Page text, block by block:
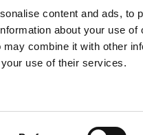
content and ads, to
about your use
combine it with other
use of their services.